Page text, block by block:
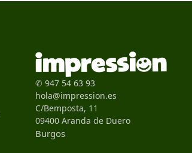
✆ 947 54 63 93
hola@impression.es
C/Bemposta, 11
09400 Aranda de Duero
Burgos